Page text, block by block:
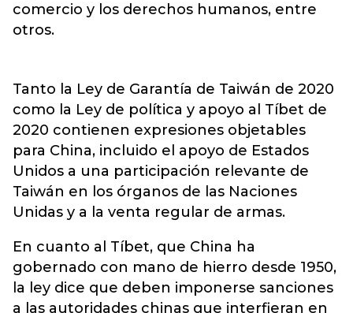
comercio y los derechos humanos, entre
otros.
Tanto la Ley de Garantía de Taiwán de 2020
como la Ley de política y apoyo al Tíbet de
2020 contienen expresiones objetables
para China, incluido el apoyo de Estados
Unidos a una participación relevante de
Taiwán en los órganos de las Naciones
Unidas y a la venta regular de armas.
En cuanto al Tíbet, que China ha
gobernado con mano de hierro desde 1950,
la ley dice que deben imponerse sanciones
a las autoridades chinas que interfieran en